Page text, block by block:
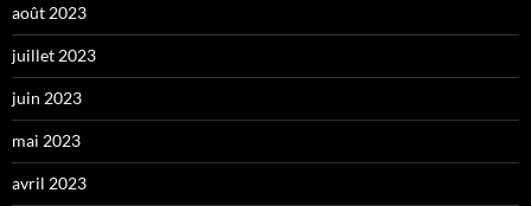
août 2023
juillet 2023
juin 2023
mai 2023
avril 2023